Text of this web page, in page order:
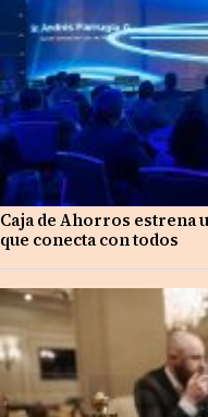
Caja de Ahorros estrena
que conecta con todos